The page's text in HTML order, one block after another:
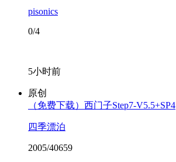
pisonics
0/4
5小时前
原创
（免费下载）西门子Step7-V5.5+SP4
四季漂泊
2005/40659